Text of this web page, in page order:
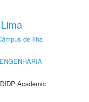
de Ilha
Academic